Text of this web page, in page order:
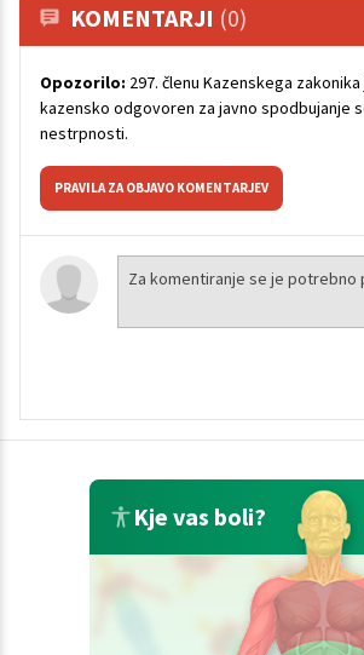
KOMENTARJI (0)
Opozorilo: 297. členu Kazenskega
kazensko odgovoren za javno spodbujanje
nestrpnosti.
PRAVILA ZA OBJAVO KOMENTARJEV
Kje vas boli?